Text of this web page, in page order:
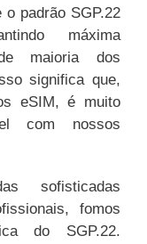
o padrão SGP.22
máxima
maioria dos
significa que,
eSIM, é muito
com nossos
sofisticadas
fomos
do SGP.22.